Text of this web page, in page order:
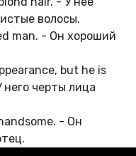
волосы.
man. - Он хороший
but he is
черты лица
- Он